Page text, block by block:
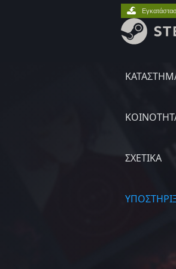
ΣΧΕΤΙΚΆ